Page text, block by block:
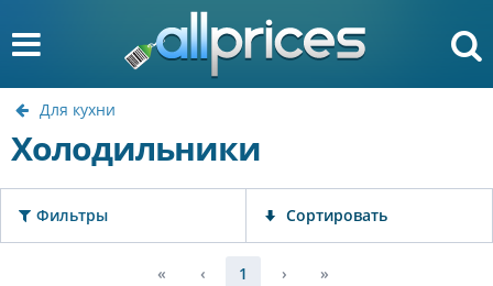
Для кухни
Холодильники
Фильтры Сортировать
« ‹ 1 › »